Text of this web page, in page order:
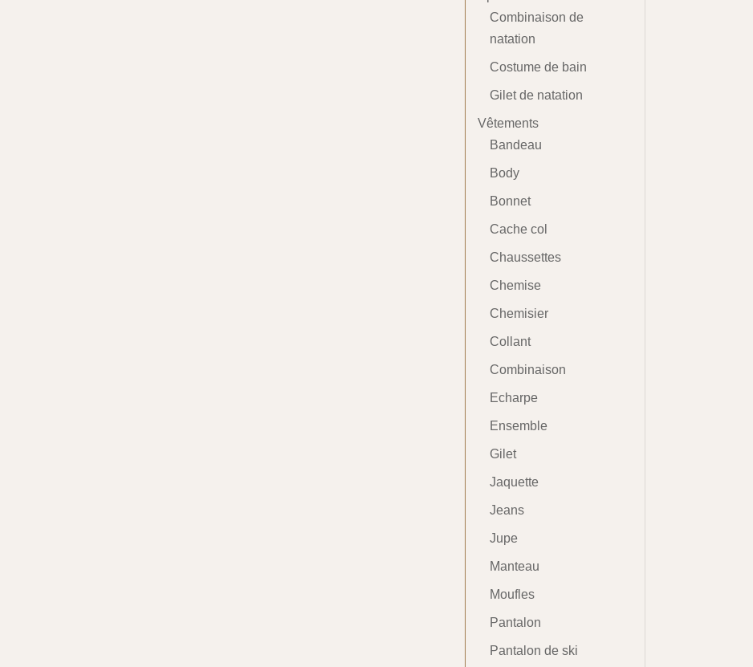
Combinaison de
natation
Costume de bain
Gilet de natation
Vêtements
Bandeau
Body
Bonnet
Cache col
Chaussettes
Chemise
Chemisier
Collant
Combinaison
Echarpe
Ensemble
Gilet
Jaquette
Jeans
Jupe
Manteau
Moufles
Pantalon
Pantalon de ski